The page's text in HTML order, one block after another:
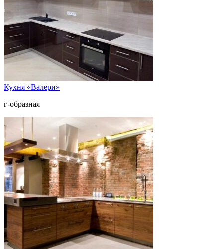
Кухня «Валери»
г-образная